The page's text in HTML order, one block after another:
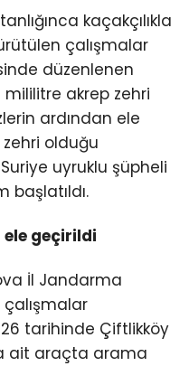
kaçakçılıkla
çalışmalar
düzenlenen
akrep zehri
ardından ele
olduğu
uyruklu şüpheli
başlatıldı.
geçirildi
İl Jandarma
tarihinde Çiftlikköy
ait araçta arama